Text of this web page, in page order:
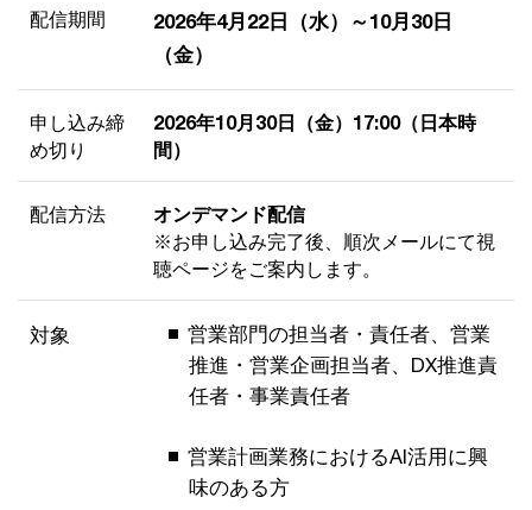
配信期間
2026年4月22日（水）～10月30日
（金）
申し込み締
め切り
2026年10月30日（金）17:00（日本時
間）
配信方法
オンデマンド配信
※お申し込み完了後、順次メールにて視
聴ページをご案内します。
対象
営業部門の担当者・責任者、営業
推進・営業企画担当者、DX推進責
任者・事業責任者
営業計画業務におけるAI活用に興
味のある方